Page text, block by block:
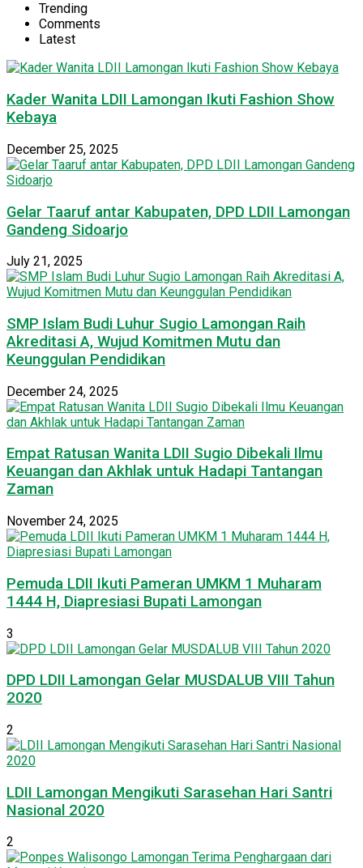
Trending
Comments
Latest
Kader Wanita LDII Lamongan Ikuti Fashion Show
Kebaya
December 25, 2025
Gelar Taaruf antar Kabupaten, DPD LDII Lamongan
Gandeng Sidoarjo
July 21, 2025
SMP Islam Budi Luhur Sugio Lamongan Raih
Akreditasi A, Wujud Komitmen Mutu dan
Keunggulan Pendidikan
December 24, 2025
Empat Ratusan Wanita LDII Sugio Dibekali Ilmu
Keuangan dan Akhlak untuk Hadapi Tantangan
Zaman
November 24, 2025
Pemuda LDII Ikuti Pameran UMKM 1 Muharam
1444 H, Diapresiasi Bupati Lamongan
3
DPD LDII Lamongan Gelar MUSDALUB VIII Tahun
2020
2
LDII Lamongan Mengikuti Sarasehan Hari Santri
Nasional 2020
2